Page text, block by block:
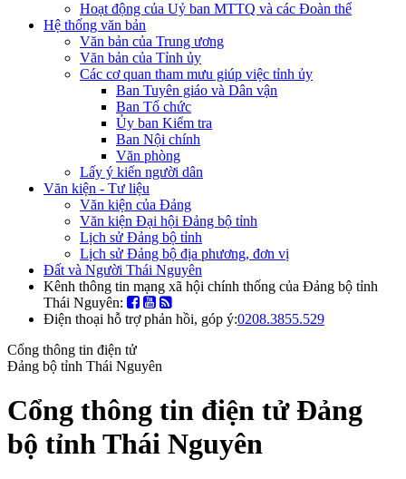
Hoạt động của Uỷ ban MTTQ và các Đoàn thể
Hệ thống văn bản
Văn bản của Trung ương
Văn bản của Tỉnh ủy
Các cơ quan tham mưu giúp việc tỉnh ủy
Ban Tuyên giáo và Dân vận
Ban Tổ chức
Ủy ban Kiểm tra
Ban Nội chính
Văn phòng
Lấy ý kiến người dân
Văn kiện - Tư liệu
Văn kiện của Đảng
Văn kiện Đại hội Đảng bộ tỉnh
Lịch sử Đảng bộ tỉnh
Lịch sử Đảng bộ địa phương, đơn vị
Đất và Người Thái Nguyên
Kênh thông tin mạng xã hội chính thống của Đảng bộ tỉnh
Thái Nguyên:
Điện thoại hỗ trợ phản hồi, góp ý:0208.3855.529
Cổng thông tin điện tử
Đảng bộ tỉnh Thái Nguyên
Cổng thông tin điện tử Đảng
bộ tỉnh Thái Nguyên